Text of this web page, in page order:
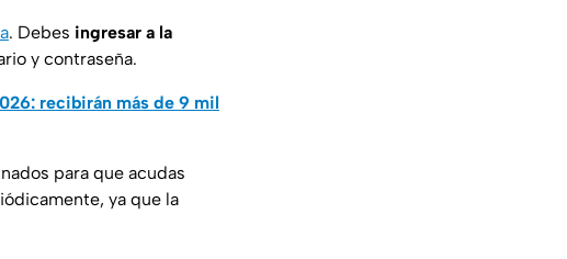
. Debes ingresar a la
y contraseña.
recibirán más de 9 mil
para que acudas
ya que la